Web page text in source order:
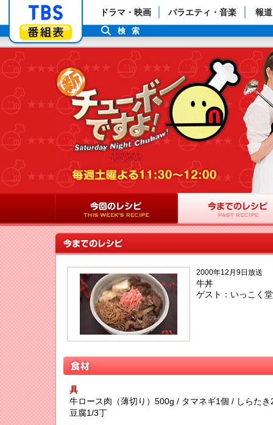
「TBSテレビ」トップページ
番組表
ドラマ・映画 バラエティ・音楽 報
検索
2000年12月9日放送
牛丼
ゲスト：いっこく
具
牛ロース肉（薄切り）500g / タマネギ1個 / しらた
豆腐1/3丁